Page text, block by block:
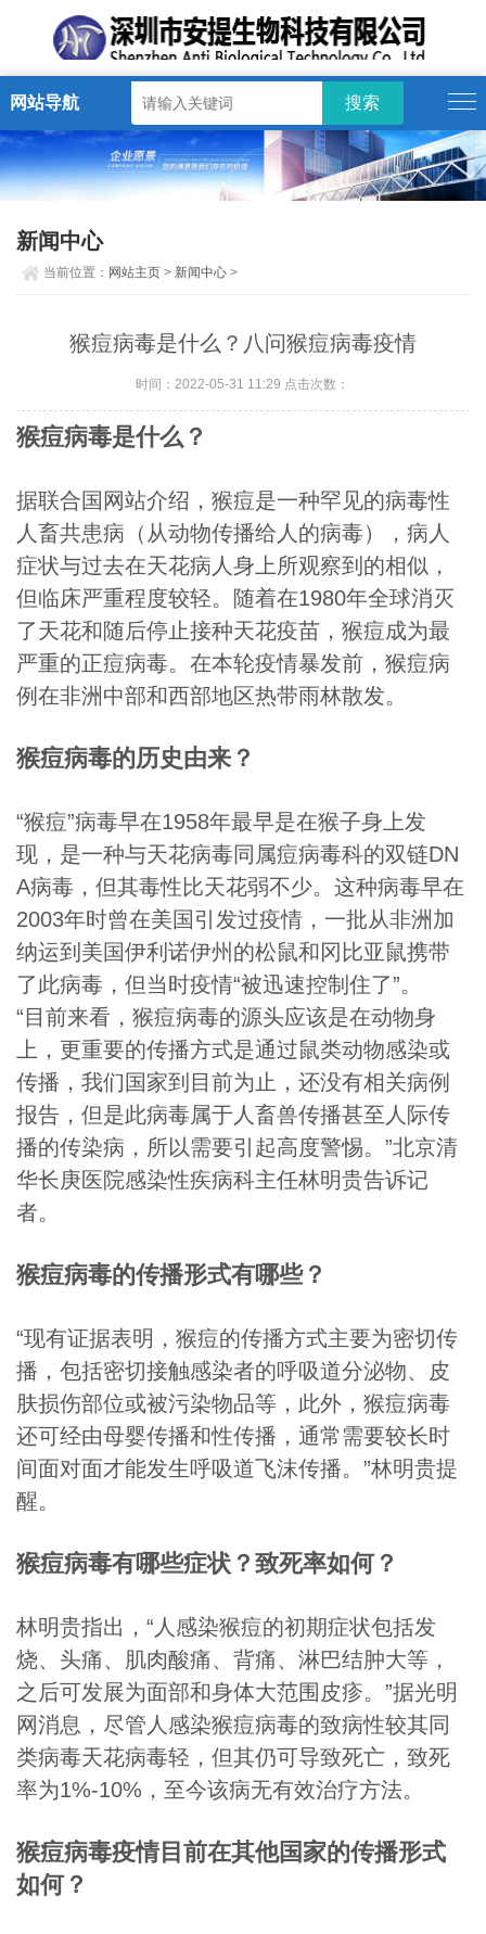
网站导航
新闻中心
当前位置： 网站主页 > 新闻中心 >
猴痘病毒是什么？八问猴痘病毒疫情
时间：2022-05-31 11:29 点击次数：
猴痘病毒是什么？
据联合国网站介绍，猴痘是一种罕见的病毒性
人畜共患病（从动物传播给人的病毒），病人
症状与过去在天花病人身上所观察到的相似，
但临床严重程度较轻。随着在1980年全球消灭
了天花和随后停止接种天花疫苗，猴痘成为最
严重的正痘病毒。在本轮疫情暴发前，猴痘病
例在非洲中部和西部地区热带雨林散发。
猴痘病毒的历史由来？
“猴痘”病毒早在1958年最早是在猴子身上发
现，是一种与天花病毒同属痘病毒科的双链DN
A病毒，但其毒性比天花弱不少。这种病毒早在
2003年时曾在美国引发过疫情，一批从非洲加
纳运到美国伊利诺伊州的松鼠和冈比亚鼠携带
了此病毒，但当时疫情“被迅速控制住了”。
“目前来看，猴痘病毒的源头应该是在动物身
上，更重要的传播方式是通过鼠类动物感染或
传播，我们国家到目前为止，还没有相关病例
报告，但是此病毒属于人畜兽传播甚至人际传
播的传染病，所以需要引起高度警惕。”北京清
华长庚医院感染性疾病科主任林明贵告诉记
者。
猴痘病毒的传播形式有哪些？
“现有证据表明，猴痘的传播方式主要为密切传
播，包括密切接触感染者的呼吸道分泌物、皮
肤损伤部位或被污染物品等，此外，猴痘病毒
还可经由母婴传播和性传播，通常需要较长时
间面对面才能发生呼吸道飞沫传播。”林明贵提
醒。
猴痘病毒有哪些症状？致死率如何？
林明贵指出，“人感染猴痘的初期症状包括发
烧、头痛、肌肉酸痛、背痛、淋巴结肿大等，
之后可发展为面部和身体大范围皮疹。”据光明
网消息，尽管人感染猴痘病毒的致病性较其同
类病毒天花病毒轻，但其仍可导致死亡，致死
率为1%-10%，至今该病无有效治疗方法。
猴痘病毒疫情目前在其他国家的传播形式
如何？